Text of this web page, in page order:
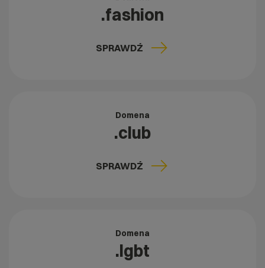
.fashion
SPRAWDŹ
Domena
.club
SPRAWDŹ
Domena
.lgbt